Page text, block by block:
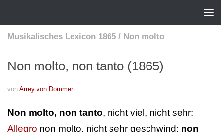
Musikalisches Lexicon 1865 / Non molto
Non molto, non tanto (1865)
von Arrey von Dommer
Non molto, non tanto, nicht viel, nicht sehr:
Allegro non molto, nicht sehr geschwind; non